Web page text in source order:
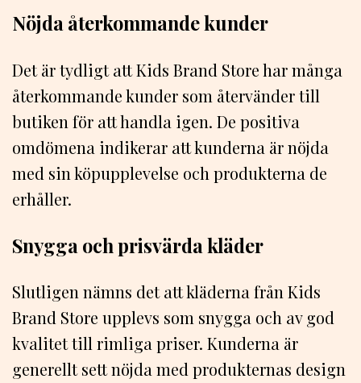
Nöjda återkommande kunder
Det är tydligt att Kids Brand Store har många
återkommande kunder som återvänder till
butiken för att handla igen. De positiva
omdömena indikerar att kunderna är nöjda
med sin köpupplevelse och produkterna de
erhåller.
Snygga och prisvärda kläder
Slutligen nämns det att kläderna från Kids
Brand Store upplevs som snygga och av god
kvalitet till rimliga priser. Kunderna är
generellt sett nöjda med produkternas design